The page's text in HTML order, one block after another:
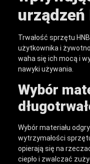
urządzeń
Trwałość sprzętu
użytkownika i
waha się ich mocą i
nawyki używania.
Wybór
Wybór materiału
wytrzymałości
opierają się na
ciepło i zwalczać